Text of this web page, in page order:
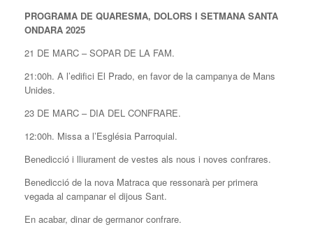
PROGRAMA DE QUARESMA, DOLORS I SETMANA SANTA
ONDARA 2025
21 DE MARC – SOPAR DE LA FAM.
21:00h. A l’edifici El Prado, en favor de la campanya de Mans
Unides.
23 DE MARC – DIA DEL CONFRARE.
12:00h. Missa a l’Església Parroquial.
Benedicció i lliurament de vestes als nous i noves confrares.
Benedicció de la nova Matraca que ressonarà per primera
vegada al campanar el dijous Sant.
En acabar, dinar de germanor confrare.